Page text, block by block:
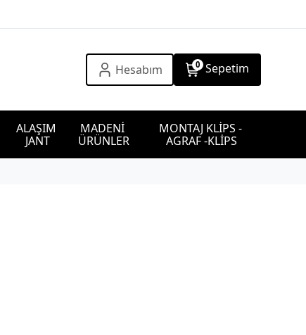
Hesabım 0 Sepetim
ALAŞIM
JANT
MADENİ
ÜRÜNLER
MONTAJ KLİPS -
AGRAF -KLİPS